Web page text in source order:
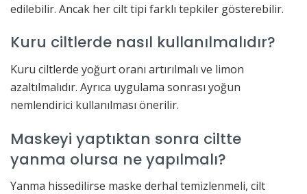
edilebilir. Ancak her cilt tipi farklı tepkiler gösterebilir.
Kuru ciltlerde nasıl kullanılmalıdır?
Kuru ciltlerde yoğurt oranı artırılmalı ve limon
azaltılmalıdır. Ayrıca uygulama sonrası yoğun
nemlendirici kullanılması önerilir.
Maskeyi yaptıktan sonra ciltte
yanma olursa ne yapılmalı?
Yanma hissedilirse maske derhal temizlenmeli, cilt